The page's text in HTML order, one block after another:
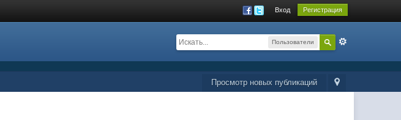
Вход Регистрация
Пользователи
Просмотр новых публикаций